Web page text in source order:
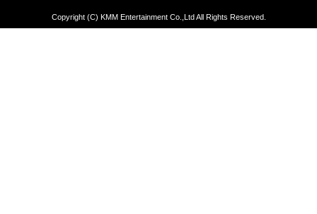
Copyright (C) KMM Entertainment Co.,Ltd All Rights Reserved.